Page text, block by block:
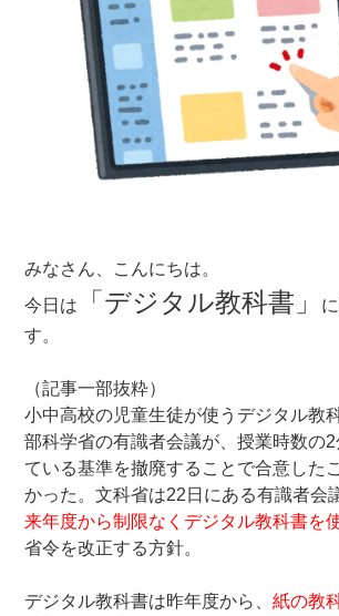
みなさん、こんにちは。
今日は
「デジタル教科書」
す。
（記事一部抜粋）
小中高校の児童生徒が使うデジタル教
部科学省の有識者会議が、授業時数の
ている基準を撤廃することで合意した
かった。文科省は22日にある有識者会
来年度から制限なくデジタル教科書を
省令を改正する方針。
デジタル教科書は昨年度から、紙の教